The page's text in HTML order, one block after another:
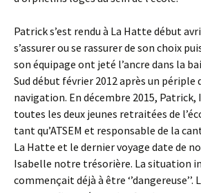
Patrick s’est rendu à La Hatte début
s’assurer ou se rassurer de son choix
son équipage ont jeté l’ancre dans la
Sud début février 2012 après un périple
navigation. En décembre 2015,
toutes les deux jeunes retraitées de
tant qu’ATSEM et responsable de la
La Hatte et le dernier voyage date de
Isabelle notre trésorière. La situation
commençait déjà à être ‘’dangereuse’’.